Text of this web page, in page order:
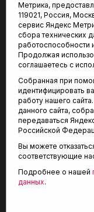
Редакция:
625035, Тюмень, пр.
(3452) 68-22-28
tum-arena@mail.ru
Отдел продаж:
(3452) 68-89-78
© 2001-2026
Метрика,
119021, Россия,
сервис Яндекс
сбора технических
работоспособности
Продолжая
соглашаетесь с
Собранная при
идентифицировать
работу нашего
данного сайта,
передаваться
Российской
Вы можете
соответствующие
Подробнее о нашей
данных.